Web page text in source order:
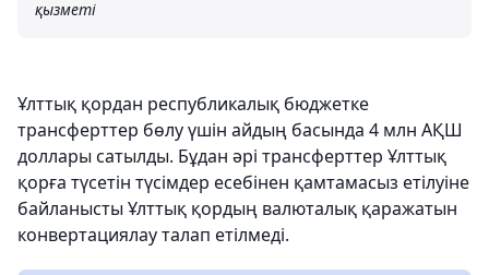
қызметі
Ұлттық қордан республикалық бюджетке
трансферттер бөлу үшін айдың басында 4 млн АҚШ
доллары сатылды. Бұдан әрі трансферттер Ұлттық
қорға түсетін түсімдер есебінен қамтамасыз етілуіне
байланысты Ұлттық қордың валюталық қаражатын
конвертациялау талап етілмеді.